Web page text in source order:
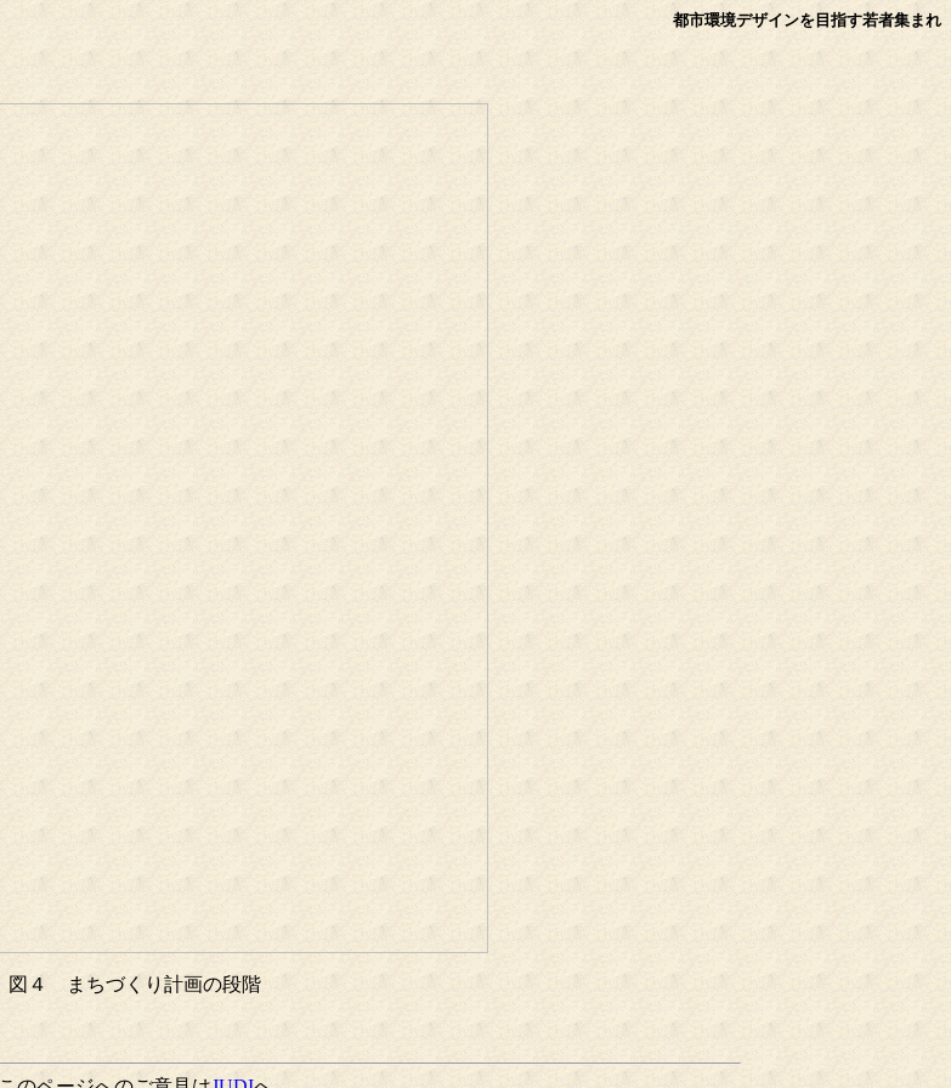
都市環境デザインを目指す若者集まれ
図４ まちづくり計画の段階